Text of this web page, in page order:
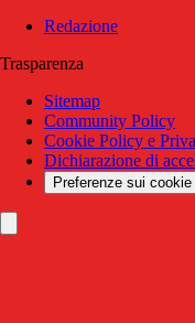
Redazione
Trasparenza
Sitemap
Community Policy
Cookie Policy e
Dichiarazione di
Preferenze sui cookie